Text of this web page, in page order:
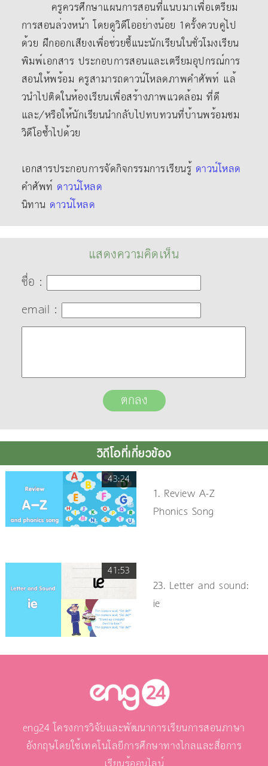
ครูควรศึกษาแผนการสอนที่แนบมาเพื่อเตรียม
การสอนล่วงหน้า โดยดูวิดีโออย่างน้อย 1ครั้งควบคู่ไป
ด้วย ฝึกออกเสียงเพื่อช่วยชี้แนะนักเรียนในชั่วโมงเรียน
พิมพ์เอกสาร ประกอบการสอนและเตรียมอุปกรณ์การ
สอนให้พร้อม ครูสามารถดาวน์โหลดภาพคําศัพท์ แล้
วนําไปติดในห้องเรียนเพื่อสร้างภาพแวดล้อม ที่ดี
และ/หรือให้นักเรียนนํากลับไปทบทวนที่บ้านพร้อมชม
วิดีโอซ้ำไปด้วย
เอกสารประกอบการจัดกิจกรรมการเรียนรู้ ดาวน์โหลด
คำศัพท์ ดาวน์โหลด
นิทาน ดาวน์โหลด
แสดงความคิดเห็น
ชื่อ :
email :
วิดีโอที่เกี่ยวข้อง
43:24
1. Review A-Z
Phonics Song
41:53
23. Letter and sound:
ie
eng24 โครงการวิจัยและพัฒนาการเรียนการสอนภาษา
อังกฤษโดยใช้เทคโนโลยีการศึกษาทางไกลและสื่อการ